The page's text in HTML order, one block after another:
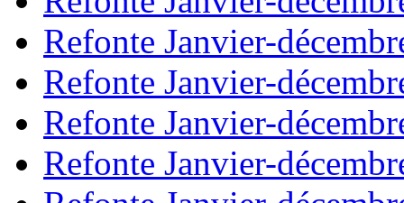
Refonte Janvier-
Refonte Janvier-
Refonte Janvier-
Refonte Janvier-